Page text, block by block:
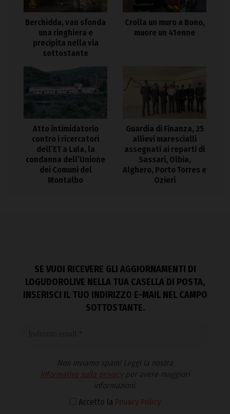
Berchidda, van sfonda
una ringhiera e
precipita nella via
sottostante
Crolla un muro a Bono,
muore un 41enne
Atto intimidatorio
contro i ricercatori
dell’ET a Lula, la
condanna dell’Unione
dei Comuni del
Montalbo
Guardia di Finanza, 25
allievi marescialli
assegnati ai reparti di
Sassari, Olbia,
Alghero, Porto Torres e
Ozieri
SE VUOI RICEVERE GLI AGGIORNAMENTI DI
LOGUDOROLIVE NELLA TUA CASELLA DI POSTA,
INSERISCI IL TUO INDIRIZZO E-MAIL NEL CAMPO
SOTTOSTANTE.
Non inviamo spam! Leggi la nostra
Informativa sulla privacyper avere maggiori
informazioni.
Accetto la Privacy Policy